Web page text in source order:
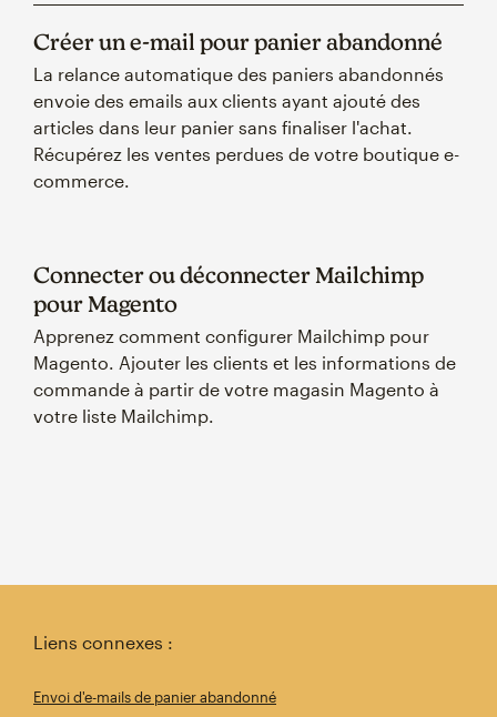
Créer un e-mail pour panier abandonné
La relance automatique des paniers abandonnés
envoie des emails aux clients ayant ajouté des
articles dans leur panier sans finaliser l'achat.
Récupérez les ventes perdues de votre boutique e-
commerce.
Connecter ou déconnecter Mailchimp
pour Magento
Apprenez comment configurer Mailchimp pour
Magento. Ajouter les clients et les informations de
commande à partir de votre magasin Magento à
votre liste Mailchimp.
Liens connexes :
Envoi d'e-mails de panier abandonné